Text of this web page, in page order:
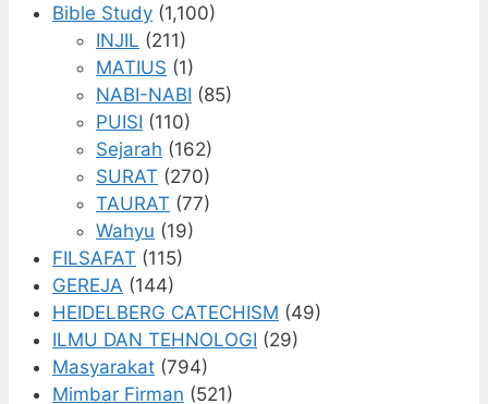
Bible Study (1,100)
INJIL (211)
MATIUS (1)
NABI-NABI (85)
PUISI (110)
Sejarah (162)
SURAT (270)
TAURAT (77)
Wahyu (19)
FILSAFAT (115)
GEREJA (144)
HEIDELBERG CATECHISM (49)
ILMU DAN TEHNOLOGI (29)
Masyarakat (794)
Mimbar Firman (521)